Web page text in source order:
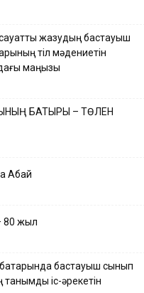
жазудың бастауыш
тіл мәдениетін
маңызы
БАТЫРЫ – ТӨЛЕН
Абай
80 жыл
бастауыш сынып
іс-әрекетін